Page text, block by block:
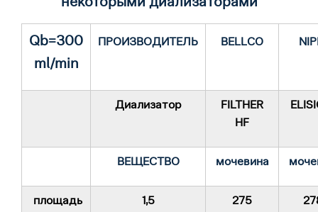
Qb=300
ml/min
ПРОИЗВОДИТЕЛЬ BELLCO
Диализатор
FILTHER
HF
ВЕЩЕСТВО мочевина
площадь 1,5 275